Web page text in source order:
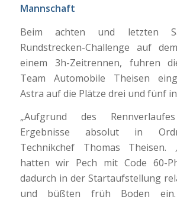
Mannschaft
Beim achten und letzten
Rundstrecken-Challenge auf
einem 3h-Zeitrennen, fuhren
Team Automobile Theisen
Astra auf die Plätze drei und fünf
„Aufgrund des
Ergebnisse absolut in
Technikchef Thomas Theisen.
hatten wir Pech mit Code 60-
dadurch in der Startaufstellung
und büßten früh Boden